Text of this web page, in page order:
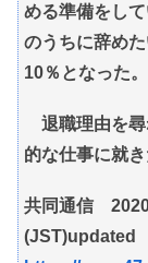
める準備をし
のうちに辞め
10％となった。
退職理由を尋
的な仕事に就
共同通信
(JST)updated